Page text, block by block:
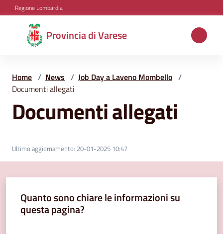
Vai al contenuto
Vai alla navigazione
Vai al footer
Regione Lombardia
Provincia di Varese
Provincia
di
Aree
tematiche
Amministrazione
Servizi
Home / News / Job Day a Laveno Mombello /
Documenti allegati
Documenti allegati
Ultimo aggiornamento: 20-01-2025 10:47
Quanto sono chiare le informazioni su
questa pagina?